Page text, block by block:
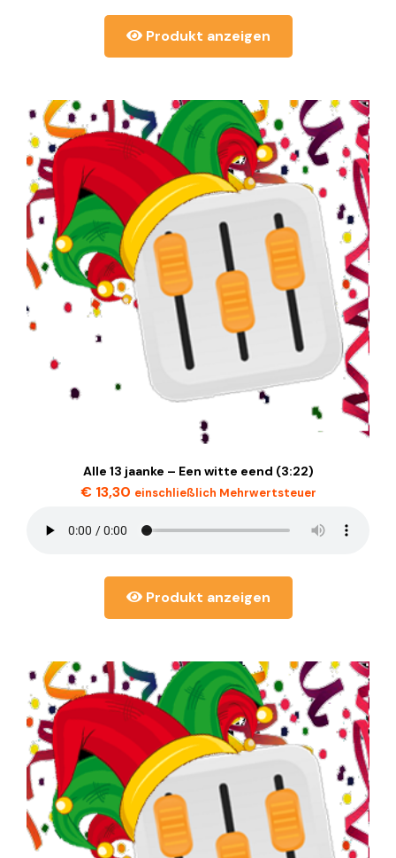
Produkt anzeigen
Alle 13 jaanke – Een witte eend (3:22)
€13,30 einschließlich Mehrwertsteuer
Produkt anzeigen